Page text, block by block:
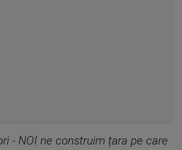
- NOI ne construim țara pe care